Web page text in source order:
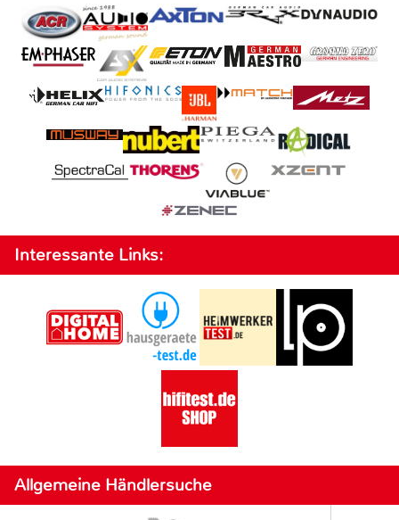
Interessante Links:
Allgemeine Händlersuche